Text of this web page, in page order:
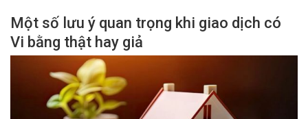
Một số lưu ý quan trọng khi giao dịch có
Vi bằng thật hay giả